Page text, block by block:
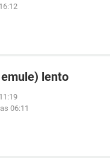
lento
06:11